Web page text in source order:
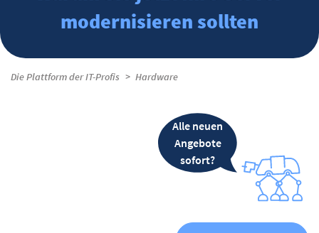
modernisieren sollten
Die Plattform der IT-Profis Hardware
Alle neuen
Angebote
sofort?